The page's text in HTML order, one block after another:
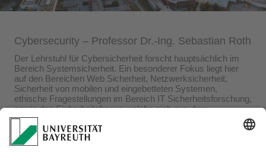
​Cybersecurity – Professor Dr.-Ing. Sebastian Roth
Der Lehrstuhl für Cybersicherheit forscht hauptsächlich im
Bereich Systemsicherheit. Ein besonderer Fokus liegt hier
auf den Bereichen Web Sicherheit, Netzwerksicherheit,
Sicherheit von mobilen und eingebetteten Systemen,
ethische Fragestellungen im Bereich IT Sicherheitsforschung,
sowie den Sicherheitsfragen welche sich aus dem
menschlichen Umgang mit Computersystemen ergeben.
DieLehrveranstaltungen